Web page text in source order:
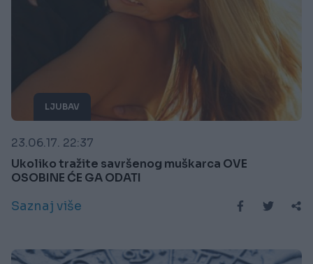
LJUBAV
23.06.17. 22:37
Ukoliko tražite savršenog muškarca OVE
OSOBINE ĆE GA ODATI
Saznaj više